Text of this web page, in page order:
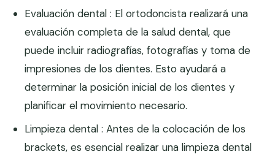
Evaluación dental : El ortodoncista realizará una
evaluación completa de la salud dental, que
puede incluir radiografías, fotografías y toma de
impresiones de los dientes. Esto ayudará a
determinar la posición inicial de los dientes y
planificar el movimiento necesario.
Limpieza dental : Antes de la colocación de los
brackets, es esencial realizar una limpieza dental